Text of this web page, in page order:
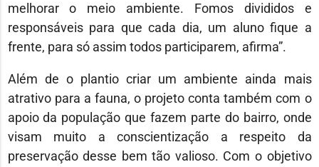
melhorar o meio ambiente. Fomos divididos e
responsáveis para que cada dia, um aluno fique a
frente, para só assim todos participarem, afirma”.
Além de o plantio criar um ambiente ainda mais
atrativo para a fauna, o projeto conta também com o
apoio da população que fazem parte do bairro, onde
visam muito a conscientização a respeito da
preservação desse bem tão valioso. Com o objetivo